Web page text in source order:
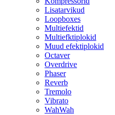
Lisatarvikud
Loopboxes
Multiefektid
Multiefktiplokid
Muud efektiplokid
Octaver
Overdrive
Phaser
Reverb
Tremolo
Vibrato
WahWah